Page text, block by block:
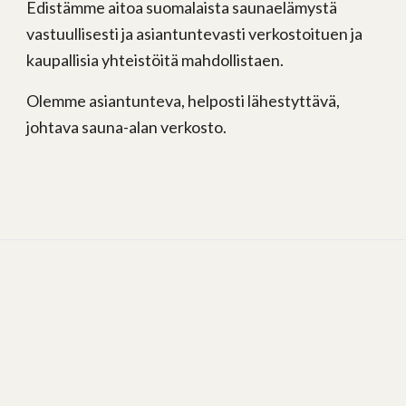
Edistämme aitoa suomalaista saunaelämystä
vastuullisesti ja asiantuntevasti verkostoituen ja
kaupallisia yhteistöitä mahdollistaen.
Olemme asiantunteva, helposti lähestyttävä,
johtava sauna-alan verkosto.